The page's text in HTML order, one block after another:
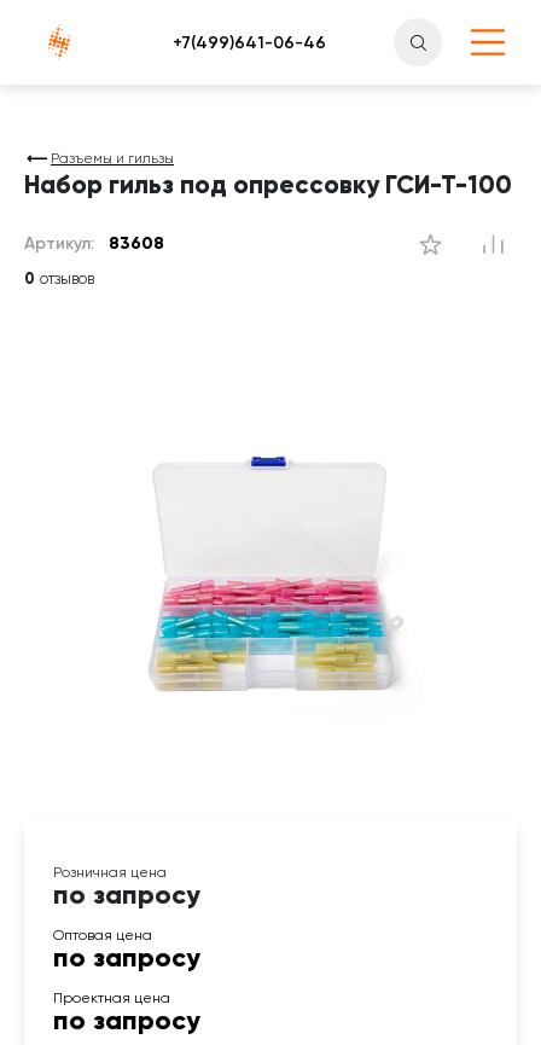
Атлантснаб
Разъемы и гильзы
Набор гильз под опрессовку ГСИ-Т-100
Артикул: 83608
по запросу
по запросу
по запросу